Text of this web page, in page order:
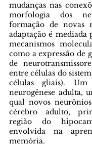
mudanças nas
morfologia dos
formação de novas
adaptação é mediada
mecanismos
como a expressão de
de
entre células do
células gliais).
neurogênese adulta,
qual novos
cérebro adulto,
região do
envolvida na
memória.